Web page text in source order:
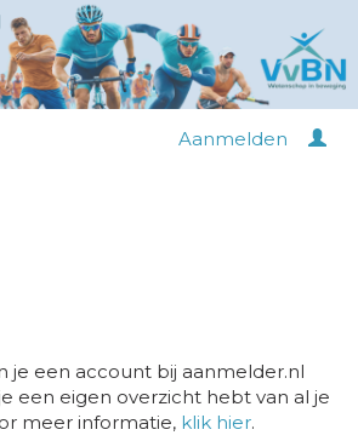
Aanmelden
je een account bij aanmelder.nl
een eigen overzicht hebt van al je
meer informatie, klik hier.